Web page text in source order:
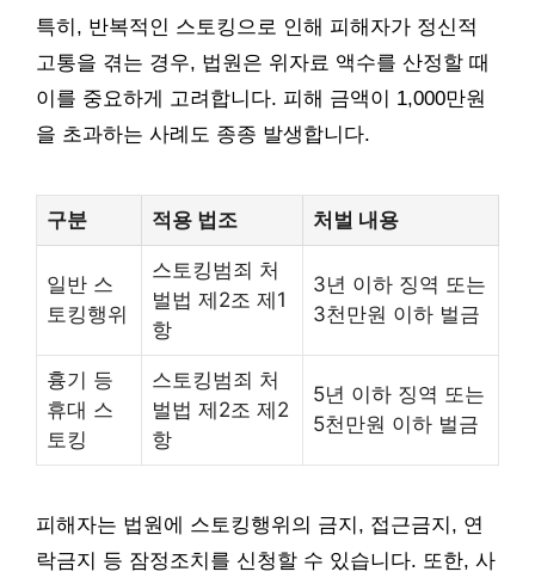
특히, 반복적인 스토킹으로 인해 피해자가 정신적
고통을 겪는 경우, 법원은 위자료 액수를 산정할 때
이를 중요하게 고려합니다. 피해 금액이 1,000만원
을 초과하는 사례도 종종 발생합니다.
구분 적용 법조 처벌 내용
일반 스
토킹행위
스토킹범죄 처
벌법 제2조 제1
항
3년 이하 징역 또는
3천만원 이하 벌금
흉기 등
휴대 스
토킹
스토킹범죄 처
벌법 제2조 제2
항
5년 이하 징역 또는
5천만원 이하 벌금
피해자는 법원에 스토킹행위의 금지, 접근금지, 연
락금지 등 잠정조치를 신청할 수 있습니다. 또한, 사